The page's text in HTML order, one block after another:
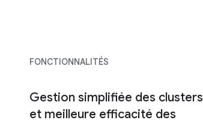
FONCTIONNALITÉS
Gestion simplifiée des clusters
et meilleure efficacité des